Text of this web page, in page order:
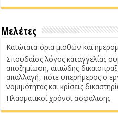
Μελέτες
Κατώτατα όρια μισθών και
Σπουδαίος λόγος καταγγελίας
αποζημίωση, αιτιώδης
απαλλαγή, πότε υπερήμερος ο
νομιμότητας και κρίσεις
Πλασματικοί χρόνοι ασφάλισης